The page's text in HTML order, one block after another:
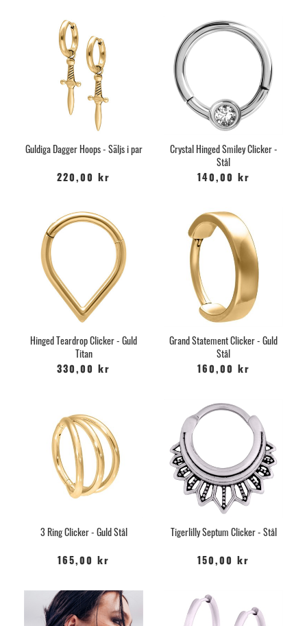
Guldiga Dagger Hoops - Säljs i par
220,00 kr
Crystal Hinged Smiley Clicker -
Stål
140,00 kr
Hinged Teardrop Clicker - Guld
Titan
330,00 kr
Grand Statement Clicker - Guld
Stål
160,00 kr
3 Ring Clicker - Guld Stål
165,00 kr
Tigerlilly Septum Clicker - Stål
150,00 kr